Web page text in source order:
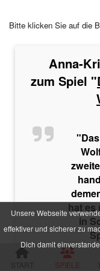
Unsere Webseite
effektiver und sicherer zu
Dich damit
START SPIELE
Jenseits der Schönheit
Die Party der Intrigen
Die Legende der
Drei Rosen für Charlie
Das Geheimnis der Burg
Der Hanf des Verderbens
Zum Geier mit dem Mord
Des Alters fette Beute
Der Fall einer Lady
Hau den Michl
Die Rückkehr des Dr.
Das letzte Festmahl des
Krimispiele für Jugendliche
Das Gift der Rivalen
Bitte klicken Sie auf die
Anna-
zum Spiel "
hat es
in